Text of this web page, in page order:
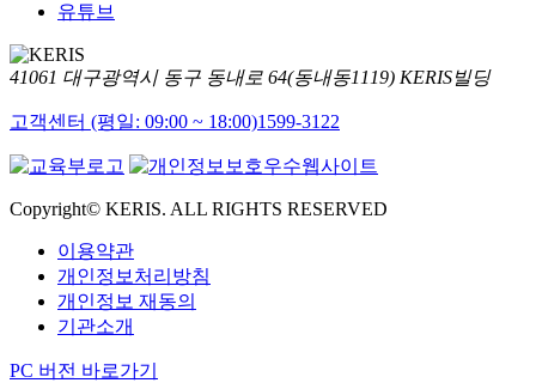
유튜브
41061 대구광역시 동구 동내로 64(동내동1119) KERIS빌딩
고객센터 (평일: 09:00 ~ 18:00)1599-3122
Copyright© KERIS. ALL RIGHTS RESERVED
이용약관
개인정보처리방침
개인정보 재동의
기관소개
PC 버전 바로가기